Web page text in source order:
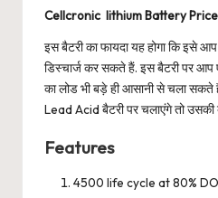
Cellcronic lithium Battery
इस बैटरी का फायदा यह होगा कि इसे
डिस्चार्ज कर सकते हैं. इस बैटरी पर
का लोड भी बड़े ही आसानी से चला
Lead Acid बैटरी पर चलाएंगे तो उसकी
Features
4500 life cycle at 80%